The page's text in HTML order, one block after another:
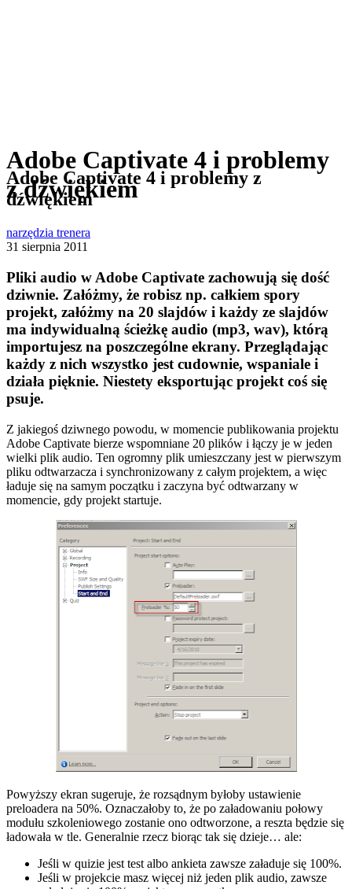
Adobe Captivate 4 i problemy
z dźwiękiem
Adobe Captivate 4 i problemy z
dźwiękiem
narzędzia trenera
31 sierpnia 2011
Pliki audio w Adobe Captivate zachowują się dość
dziwnie. Załóżmy, że robisz np. całkiem spory
projekt, załóżmy na 20 slajdów i każdy ze slajdów
ma indywidualną ścieżkę audio (mp3, wav), którą
importujesz na poszczególne ekrany. Przeglądając
każdy z nich wszystko jest cudownie, wspaniale i
działa pięknie. Niestety eksportując projekt coś się
psuje.
Z jakiegoś dziwnego powodu, w momencie publikowania projektu
Adobe Captivate bierze wspomniane 20 plików i łączy je w jeden
wielki plik audio. Ten ogromny plik umieszczany jest w pierwszym
pliku odtwarzacza i synchronizowany z całym projektem, a więc
ładuje się na samym początku i zaczyna być odtwarzany w
momencie, gdy projekt startuje.
Powyższy ekran sugeruje, że rozsądnym byłoby ustawienie
preloadera na 50%. Oznaczałoby to, że po załadowaniu połowy
modułu szkoleniowego zostanie ono odtworzone, a reszta będzie się
ładowała w tle. Generalnie rzecz biorąc tak się dzieje… ale:
Jeśli w quizie jest test albo ankieta zawsze załaduje się 100%.
Jeśli w projekcie masz więcej niż jeden plik audio, zawsze